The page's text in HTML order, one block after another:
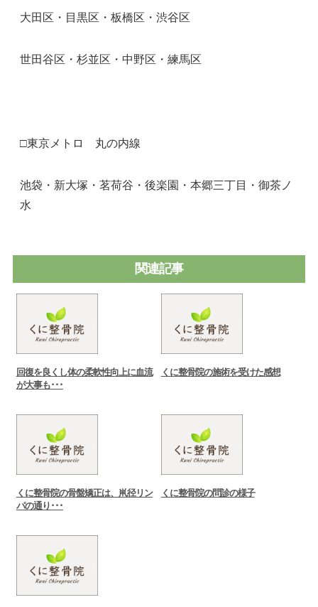
大田区・目黒区・板橋区・渋谷区
世田谷区・杉並区・中野区・練馬区
□東京メトロ 丸の内線
池袋・新大塚・茗荷谷・後楽園・本郷三丁目・御茶ノ
水
関連記事
回復を良くし体の柔軟性向上に血流
が大事も･･･
くに整骨院の施術を受けた感想
くに整骨院の骨盤矯正は、鼡径リン
パの通り･･･
くに整骨院の問診の様子